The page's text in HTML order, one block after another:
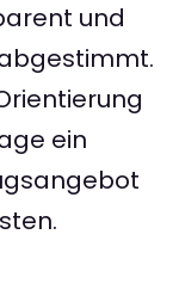
und
ein